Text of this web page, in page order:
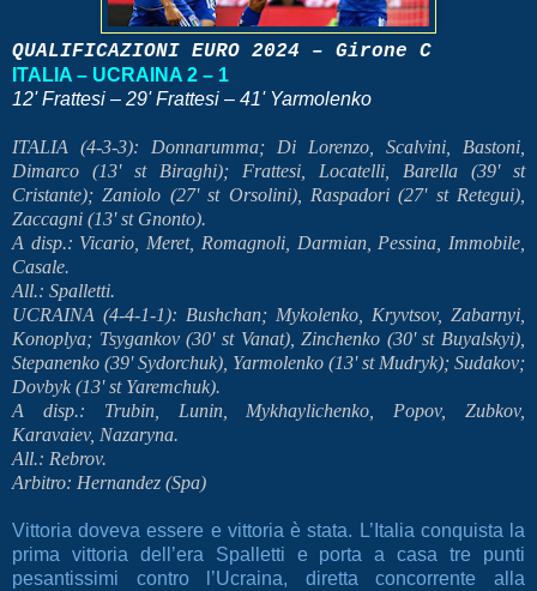
QUALIFICAZIONI EURO 2024 – Girone C
ITALIA – UCRAINA 2 – 1
12' Frattesi – 29' Frattesi – 41' Yarmolenko
ITALIA (4-3-3): Donnarumma; Di Lorenzo, Scalvini, Bastoni,
Dimarco (13' st Biraghi); Frattesi, Locatelli, Barella (39' st
Cristante); Zaniolo (27' st Orsolini), Raspadori (27' st Retegui),
Zaccagni (13' st Gnonto).
A disp.: Vicario, Meret, Romagnoli, Darmian, Pessina, Immobile,
Casale.
All.: Spalletti.
UCRAINA (4-4-1-1): Bushchan; Mykolenko, Kryvtsov, Zabarnyi,
Konoplya; Tsygankov (30' st Vanat), Zinchenko (30' st Buyalskyi),
Stepanenko (39' Sydorchuk), Yarmolenko (13' st Mudryk); Sudakov;
Dovbyk (13' st Yaremchuk).
A disp.: Trubin, Lunin, Mykhaylichenko, Popov, Zubkov,
Karavaiev, Nazaryna.
All.: Rebrov.
Arbitro: Hernandez (Spa)
Vittoria doveva essere e vittoria è stata. L’Italia conquista la
prima vittoria dell’era Spalletti e porta a casa tre punti
pesantissimi contro l’Ucraina, diretta concorrente alla